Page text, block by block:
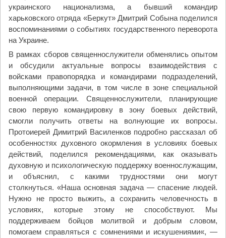
украинского национализма, а бывший командир
харьковского отряда «Беркут» Дмитрий Собына поделился
воспоминаниями о событиях государственного переворота
на Украине.
В рамках сборов священнослужители обменялись опытом
и обсудили актуальные вопросы взаимодействия с
войсками правопорядка и командирами подразделений,
выполняющими задачи, в том числе в зоне специальной
военной операции. Священнослужители, планирующие
свою первую командировку в зону боевых действий,
смогли получить ответы на волнующие их вопросы.
Протоиерей Димитрий Василенков подробно рассказал об
особенностях духовного окормления в условиях боевых
действий, поделился рекомендациями, как оказывать
духовную и психологическую поддержку военнослужащим,
и объяснил, с какими трудностями они могут
столкнуться. «Наша основная задача — спасение людей.
Нужно не просто выжить, а сохранить человечность в
условиях, которые этому не способствуют. Мы
поддерживаем бойцов молитвой и добрым словом,
помогаем справляться с сомнениями и искушениями«, —